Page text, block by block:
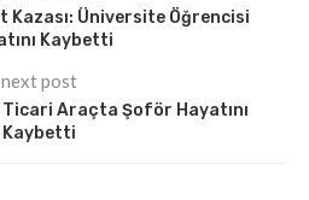
Kazası: Üniversite Öğrencisi
Kaybetti
next post
Ticari Araçta Şoför Hayatını
Kaybetti